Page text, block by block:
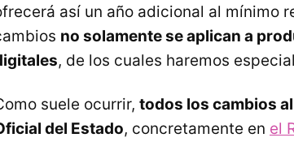
así un año adicional al mínimo
no solamente se aplican a
, de los cuales haremos
suele ocurrir, todos los cambios
del Estado, concretamente en el